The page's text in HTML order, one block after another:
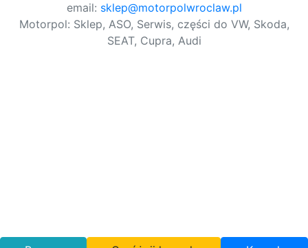
email: sklep@motorpolwroclaw.pl
Motorpol: Sklep, ASO, Serwis, części do VW, Skoda,
SEAT, Cupra, Audi